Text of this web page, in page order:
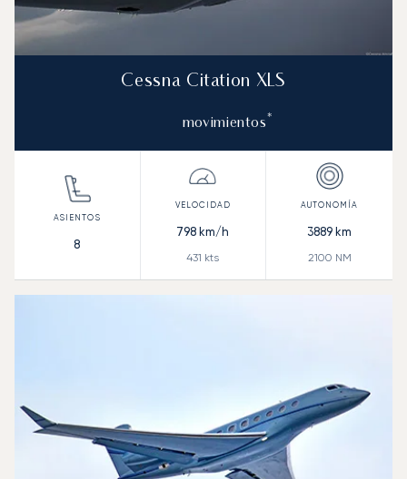
Cessna Citation XLS
movimientos*
8
798 km/h
431 kts
3889 km
2100 NM